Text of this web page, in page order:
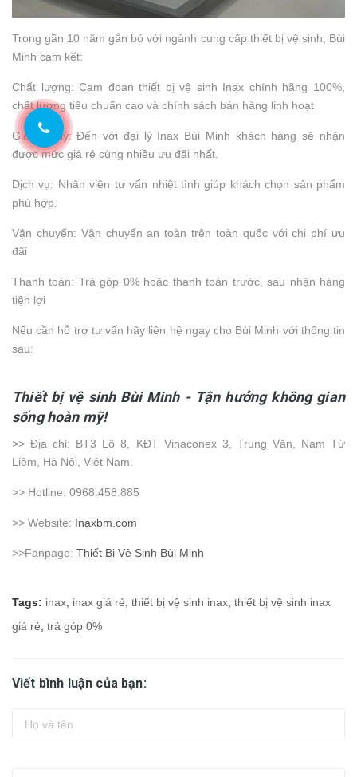
Trong gần 10 năm gắn bó với ngành cung cấp thiết bị vệ sinh, Bùi
Minh cam kết:
Chất lượng: Cam đoan thiết bị vệ sinh Inax chính hãng 100%,
chất lượng tiêu chuẩn cao và chính sách bán hàng linh hoạt
Giá hợp lý: Đến với đại lý Inax Bùi Minh khách hàng sẽ nhận
được mức giá rẻ cùng nhiều ưu đãi nhất.
Dịch vụ: Nhân viên tư vấn nhiệt tình giúp khách chọn sản phẩm
phù hợp.
Vận chuyển: Vận chuyển an toàn trên toàn quốc với chi phí ưu
đãi
Thanh toán: Trả góp 0% hoặc thanh toán trước, sau nhận hàng
tiện lợi
Nếu cần hỗ trợ tư vấn hãy liên hệ ngay cho Bùi Minh với thông tin
sau:
Thiết bị vệ sinh Bùi Minh - Tận hưởng không gian
sống hoàn mỹ!
>> Địa chỉ: BT3 Lô 8, KĐT Vinaconex 3, Trung Văn, Nam Từ
Liêm, Hà Nội, Việt Nam.
>> Hotline: 0968.458.885
>> Website: Inaxbm.com
>>Fanpage: Thiết Bị Vệ Sinh Bùi Minh
Tags: inax inax giá rẻ thiết bị vệ sinh inax thiết bị vệ sinh inax
giá rẻ trả góp 0%
Viết bình luận của bạn: